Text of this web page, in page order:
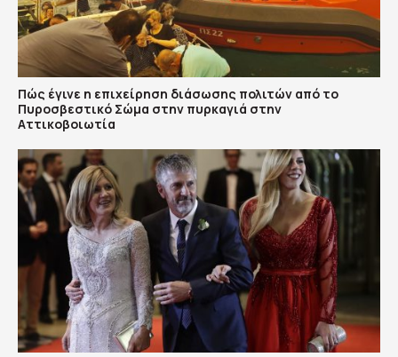
Πώς έγινε η επιχείρηση διάσωσης πολιτών από το
Πυροσβεστικό Σώμα στην πυρκαγιά στην
Αττικοβοιωτία